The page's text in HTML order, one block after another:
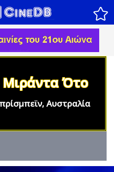
Ότο
Αυστραλία